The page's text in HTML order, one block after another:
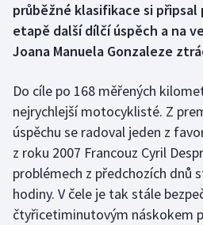
Dostihy
Futsal
Golf
Gymnastika
Házená
průběžné klasifikace si
etapě další dílčí úspěch a na
Joana Manuela Gonzaleze
Do cíle po 168 měřených
nejrychlejší motocyklisté. Z
úspěchu se radoval jeden z
z roku 2007 Francouz Cyril
problémech z předchozích dnů
hodiny. V čele je tak stále
čtyřicetiminutovým náskokem